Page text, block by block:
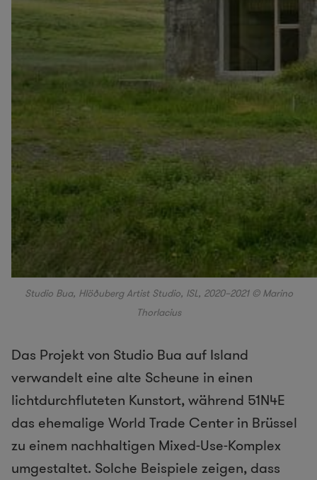
Studio Bua, Hlöðuberg Artist Studio, ISL, 2020–2021 © Marino
Thorlacius
Das Projekt von Studio Bua auf Island
verwandelt eine alte Scheune in einen
lichtdurchfluteten Kunstort, während 51N4E
das ehemalige World Trade Center in Brüssel
zu einem nachhaltigen Mixed-Use-Komplex
umgestaltet. Solche Beispiele zeigen, dass